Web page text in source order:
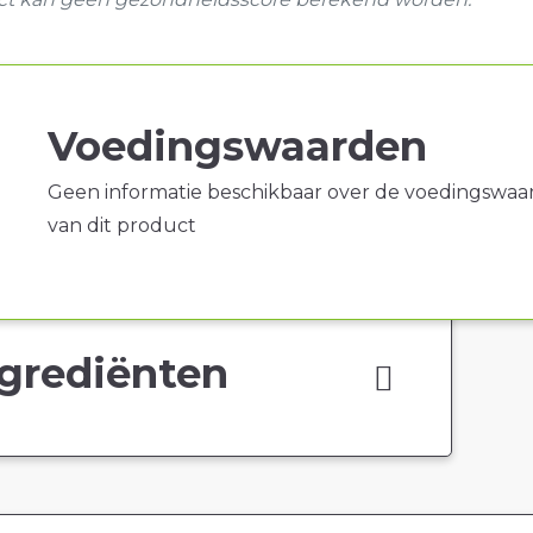
Voedingswaarden
Geen informatie beschikbaar over de
van dit product